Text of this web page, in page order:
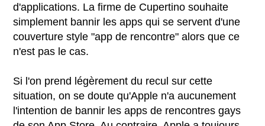
d'applications. La firme de Cupertino souhaite
simplement bannir les apps qui se servent d'une
couverture style "app de rencontre" alors que ce
n'est pas le cas.
Si l'on prend légèrement du recul sur cette
situation, on se doute qu'Apple n'a aucunement
l'intention de bannir les apps de rencontres gays